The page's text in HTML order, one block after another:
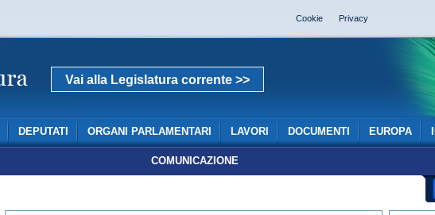
Cookie Privacy
Vai alla Legislatura corrente >>
DEPUTATI ORGANI PARLAMENTARI LAVORI DOCUMENTI EUROPA
COMUNICAZIONE